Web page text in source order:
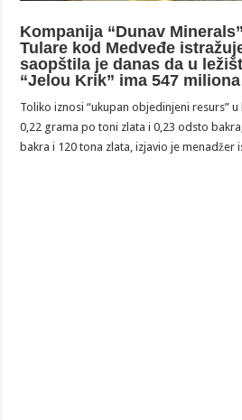
Kompanija “Dunav
Tulare kod Medveđe
saopštila je danas da u
“Jelou Krik” ima 547
Toliko iznosi “ukupan objedinjeni resurs”
0,22 grama po toni zlata i 0,23 odsto
bakra i 120 tona zlata, izjavio je menadžer